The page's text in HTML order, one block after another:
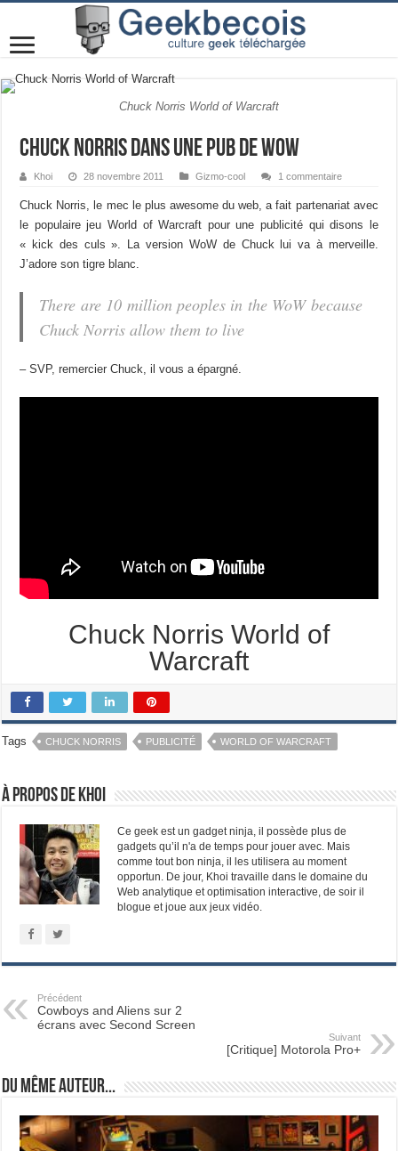
Chuck Norris World of Warcraft
Chuck Norris dans une pub de WoW
Khoi 28 novembre 2011 Gizmo-cool 1 commentaire
Chuck Norris, le mec le plus awesome du web, a fait partenariat avec
le populaire jeu World of Warcraft pour une publicité qui disons le
« kick des culs ». La version WoW de Chuck lui va à merveille.
J’adore son tigre blanc.
There are 10 million peoples in the WoW because
Chuck Norris allow them to live
– SVP, remercier Chuck, il vous a épargné.
Chuck Norris World of
Warcraft
Tags CHUCK NORRIS PUBLICITÉ WORLD OF WARCRAFT
À propos de Khoi
Ce geek est un gadget ninja, il possède plus de
gadgets qu’il n'a de temps pour jouer avec. Mais
comme tout bon ninja, il les utilisera au moment
opportun. De jour, Khoi travaille dans le domaine du
Web analytique et optimisation interactive, de soir il
blogue et joue aux jeux vidéo.
Précédent
Cowboys and Aliens sur 2
écrans avec Second Screen
Suivant
[Critique] Motorola Pro+
Du même auteur...